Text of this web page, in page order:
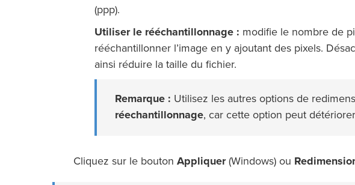
(ppp).
Utiliser le rééchantillonnage : modifie le nombre de
rééchantillonner l’image en y ajoutant des pixels.
ainsi réduire la taille du fichier.
Remarque : Utilisez les autres options de
réechantillonnage, car cette option peut
Cliquez sur le bouton Appliquer(Windows) ou